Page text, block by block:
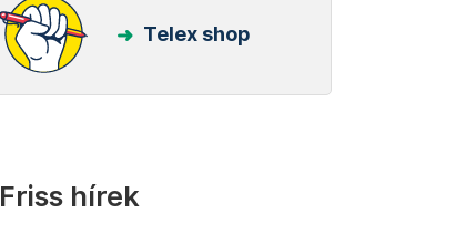
Telex shop
Friss hírek